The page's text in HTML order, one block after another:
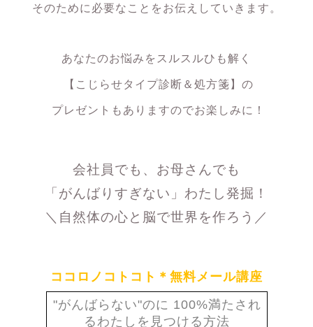
そのために必要なことを お伝えしていきます。
あなたのお悩みをスルスルひも解く
【こじらせタイプ診断＆処方箋】の
プレゼントもありますのでお楽しみに！
会社員でも、お母さんでも
「がんばりすぎない」わたし発掘！
＼自然体の心と脳で世界を作ろう／
ココロノコトコト＊無料メール講座
"がんばらない"のに 100%満たされ
るわたしを見つける方法